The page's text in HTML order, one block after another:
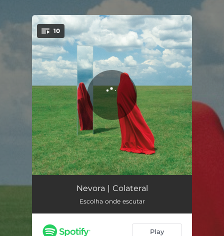
You're all set!
10
Resistência
Sombras 04:03
Nevora | Colateral
Escolha onde escutar
Play